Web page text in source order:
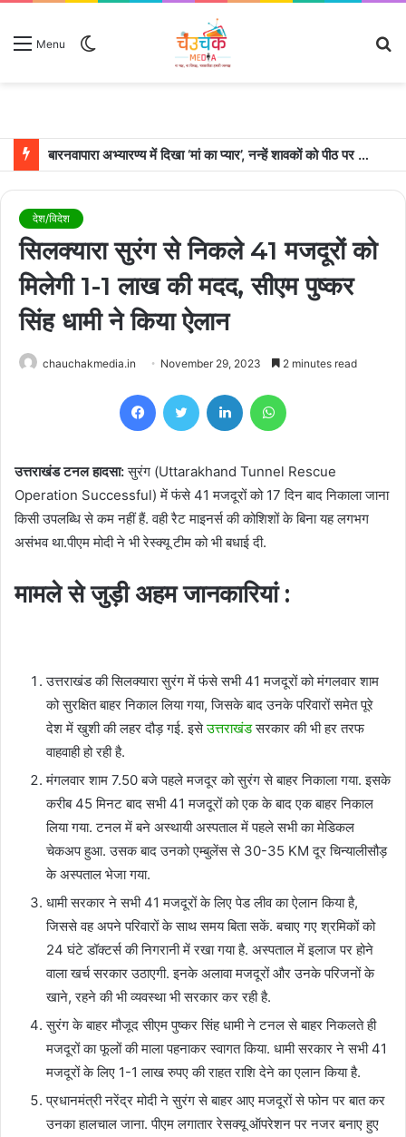
Menu
बारनवापारा अभ्यारण्य में दिखा ‘मां का प्यार’, नन्हें शावकों को पीठ पर बैठाकर घूमती दिखी मादा भालू
देश/विदेश
सिलक्यारा सुरंग से निकले 41 मजदूरों को
मिलेगी 1-1 लाख की मदद, सीएम पुष्कर
सिंह धामी ने किया ऐलान
chauchakmedia.in November 29, 2023 2 minutes read
FacebookTwitter LinkedIn
उत्तराखंड टनल हादसा:सुरंग (Uttarakhand Tunnel Rescue
Operation Successful) में फंसे 41 मजदूरों को 17 दिन बाद निकाला जाना
किसी उपलब्धि से कम नहीं हैं. वही रैट माइनर्स की कोशिशों के बिना यह लगभग
असंभव था.पीएम मोदी ने भी रेस्क्यू टीम को भी बधाई दी.
मामले से जुड़ी अहम जानकारियां :
उत्तराखंड की सिलक्यारा सुरंग में फंसे सभी 41 मजदूरों को मंगलवार शाम
को सुरक्षित बाहर निकाल लिया गया, जिसके बाद उनके परिवारों समेत पूरे
देश में खुशी की लहर दौड़ गई. इसेउत्तराखंडसरकार की भी हर तरफ
वाहवाही हो रही है.
मंगलवार शाम 7.50 बजे पहले मजदूर को सुरंग से बाहर निकाला गया. इसके
करीब 45 मिनट बाद सभी 41 मजदूरों को एक के बाद एक बाहर निकाल
लिया गया. टनल में बने अस्थायी अस्पताल में पहले सभी का मेडिकल
चेकअप हुआ. उसक बाद उनको एम्बुलेंस से 30-35 KM दूर चिन्यालीसौड़
के अस्पताल भेजा गया.
धामी सरकार ने सभी 41 मजदूरों के लिए पेड लीव का ऐलान किया है,
जिससे वह अपने परिवारों के साथ समय बिता सकें. बचाए गए श्रमिकों को
24 घंटे डॉक्टर्स की निगरानी में रखा गया है. अस्पताल में इलाज पर होने
वाला खर्च सरकार उठाएगी. इनके अलावा मजदूरों और उनके परिजनों के
खाने, रहने की भी व्यवस्था भी सरकार कर रही है.
सुरंग के बाहर मौजूद सीएम पुष्कर सिंह धामी ने टनल से बाहर निकलते ही
मजदूरों का फूलों की माला पहनाकर स्वागत किया. धामी सरकार ने सभी 41
मजदूरों के लिए 1-1 लाख रुपए की राहत राशि देने का एलान किया है.
प्रधानमंत्री नरेंद्र मोदी ने सुरंग से बाहर आए मजदूरों से फोन पर बात कर
उनका हालचाल जाना. पीएम लगातार रेसक्यू ऑपरेशन पर नजर बनाए हुए